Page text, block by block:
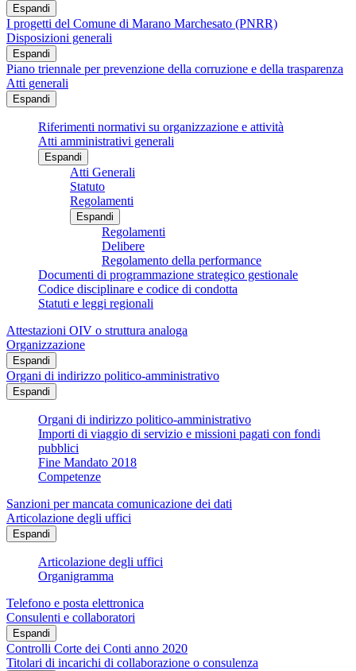
Espandi
I progetti del Comune di Marano Marchesato (PNRR)
Disposizioni generali
Espandi
Piano triennale per prevenzione della corruzione e della trasparenza
Atti generali
Espandi
Riferimenti normativi su organizzazione e attività
Atti amministrativi generali
Espandi
Atti Generali
Statuto
Regolamenti
Espandi
Regolamenti
Delibere
Regolamento della performance
Documenti di programmazione strategico gestionale
Codice disciplinare e codice di condotta
Statuti e leggi regionali
Attestazioni OIV o struttura analoga
Organizzazione
Espandi
Organi di indirizzo politico-amministrativo
Espandi
Organi di indirizzo politico-amministrativo
Importi di viaggio di servizio e missioni pagati con fondi
pubblici
Fine Mandato 2018
Competenze
Sanzioni per mancata comunicazione dei dati
Articolazione degli uffici
Espandi
Articolazione degli uffici
Organigramma
Telefono e posta elettronica
Consulenti e collaboratori
Espandi
Controlli Corte dei Conti anno 2020
Titolari di incarichi di collaborazione o consulenza